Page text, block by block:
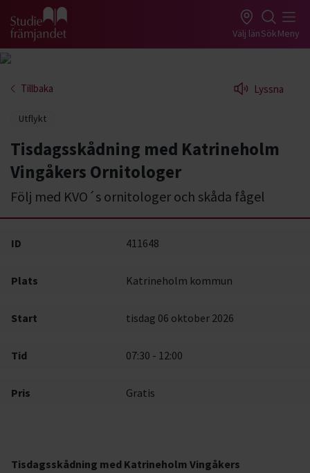
Gå till studiefrämjandets startsida Välj länSökMeny
Tillbaka Lyssna
Utflykt
Tisdagsskådning med Katrineholm
Vingåkers Ornitologer
Följ med KVO´s ornitologer och skåda fågel
ID 411648
Plats Katrineholm kommun
Start tisdag 06 oktober 2026
Tid 07:30 - 12:00
Pris Gratis
Tisdagsskådning med Katrineholm Vingåkers